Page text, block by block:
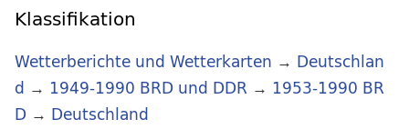
Klassifikation
Wetterberichte und Wetterkarten → Deutschlan
d → 1949-1990 BRD und DDR → 1953-1990 BR
D → Deutschland